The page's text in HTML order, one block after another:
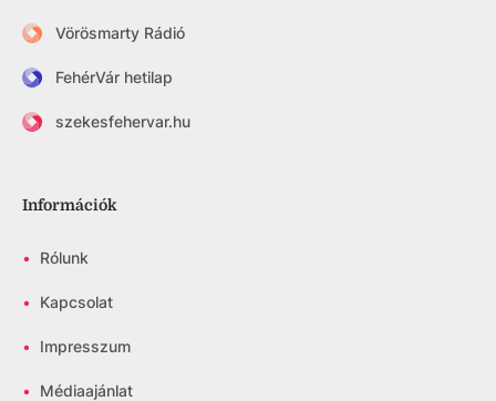
Vörösmarty Rádió
FehérVár hetilap
szekesfehervar.hu
Információk
• Rólunk
• Kapcsolat
• Impresszum
• Médiaajánlat